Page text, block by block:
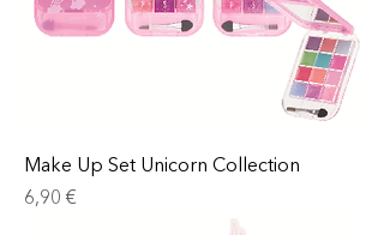
Make Up Set Unicorn Collection
Prix
6,90 €